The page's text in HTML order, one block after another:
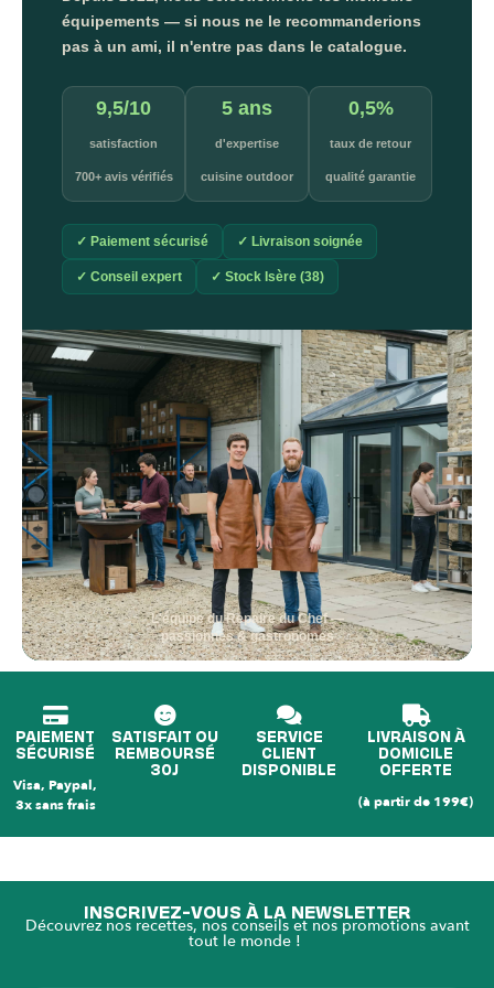
équipements — si nous ne le recommanderions
pas à un ami, il n'entre pas dans le catalogue.
9,5/10
satisfaction
700+ avis vérifiés
5 ans
d'expertise
cuisine outdoor
0,5%
taux de retour
qualité garantie
✓ Paiement sécurisé ✓ Livraison soignée
✓ Conseil expert ✓ Stock Isère (38)
L'équipe du Repaire du Chef —
passionnés & gastronomes
PAIEMENT
SÉCURISÉ
Visa, Paypal,
3x sans frais
SATISFAIT OU
REMBOURSÉ
30J
SERVICE
CLIENT
DISPONIBLE
LIVRAISON À
DOMICILE
OFFERTE
(à partir de 199€)
INSCRIVEZ-VOUS À LA NEWSLETTER
Découvrez nos recettes, nos conseils et nos promotions avant
tout le monde !